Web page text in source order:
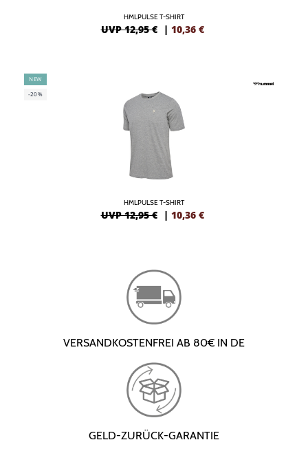
HMLPULSE T-SHIRT
UVP 12,95 € | 10,36 €
NEW
-20%
HMLPULSE T-SHIRT
UVP 12,95 € | 10,36 €
VERSANDKOSTENFREI AB 80€ IN DE
GELD-ZURÜCK-GARANTIE